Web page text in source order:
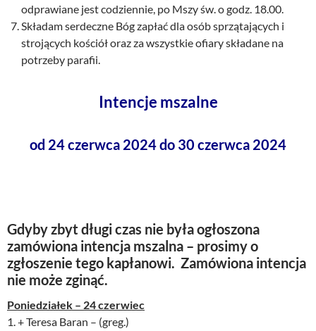
odprawiane jest codziennie, po Mszy św. o godz. 18.00.
Składam serdeczne Bóg zapłać dla osób sprzątających i
strojących kościół oraz za wszystkie ofiary składane na
potrzeby parafii.
Intencje mszalne
od 24 czerwca 2024 do 30 czerwca 2024
Gdyby zbyt długi czas nie była ogłoszona
zamówiona intencja mszalna – prosimy o
zgłoszenie tego kapłanowi. Zamówiona intencja
nie może zginąć.
Poniedziałek – 24 czerwiec
1. + Teresa Baran – (greg.)